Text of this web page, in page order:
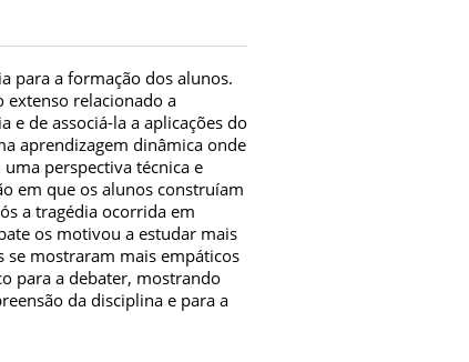
para a formação dos alunos.
extenso relacionado a
de associá-la a aplicações do
aprendizagem dinâmica onde
perspectiva técnica e
em que os alunos construíam
a tragédia ocorrida em
os motivou a estudar mais
se mostraram mais empáticos
para a debater, mostrando
da disciplina e para a